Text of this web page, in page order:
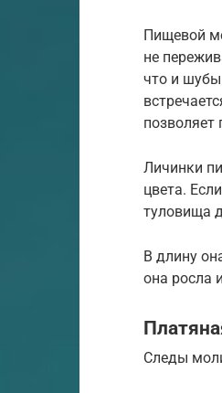
Пищевой
не
что и
Личинки
цвета.
туловища
В длину
она росла
Следы